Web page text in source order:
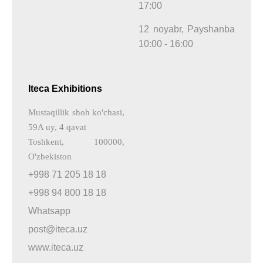
17:00
12 noyabr, Payshanba
10:00 - 16:00
Iteca Exhibitions
Mustaqillik shoh ko'chasi,
59A uy, 4 qavat
Toshkent, 100000,
O'zbekiston
+998 71 205 18 18
+998 94 800 18 18
Whatsapp
post@iteca.uz
www.iteca.uz